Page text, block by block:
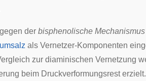
der bisphenolische Mechanismus
als Vernetzer-Komponenten
zur diaminischen Vernetzung
beim Druckverformungsrest erzielt.